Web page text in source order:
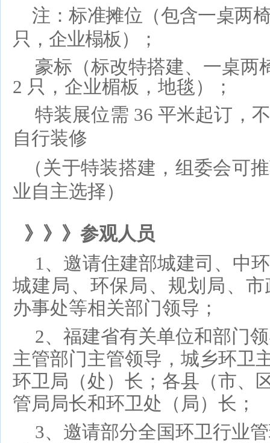
注：标准摊位（包含一桌两
只，企业榻板）；
豪标（标改特搭建、一桌两
2 只，企业楣板，地毯）；
特装展位需 36 平米起订，
自行装修
（关于特装搭建，组委会可
业自主选择）
》》》参观人员
1、 邀请住建部城建司、中
城建局、环保局、规划局、
办事处等相关部门领导；
2、福建省有关单位和部门
主管部门主管领导，城乡环卫
环卫局（处）长；各县（市、
管局局长和环卫处（局）长；
3、邀请部分全国环卫行业